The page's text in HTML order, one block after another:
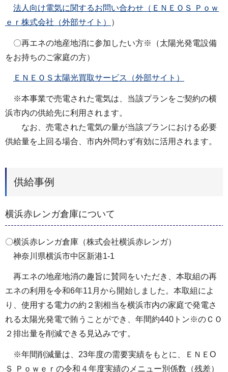
法人向け電気に関するお問い合わせ（ＥＮＥＯＳ Ｐｏｗ
ｅｒ株式会社（外部サイト）
）
〇再エネの地産地消に参加したい方※（太陽光発電設備
をお持ちのご家庭の方）
ＥＮＥＯＳ太陽光買取サービス（外部サイト）
※本事業で売電された電気は、当該プランをご契約の横
浜市内の供給先に利用されます。
なお、売電された電気の量が当該プランにおける必要
供給量を上回る場合、市内外問わず有効に活用されます。
供給事例
横浜赤レンガ倉庫について
〇横浜赤レンガ倉庫（株式会社横浜赤レンガ）
神奈川県横浜市中区新港1-1
再エネの地産地消の趣旨に賛同をいただき、本取組の再
エネの利用を令和6年11月から開始しました。本取組によ
り、使用する電力の約２割相当を横浜市内の家庭で発電さ
れる太陽光発電で賄うことができ、年間約440トン※のＣＯ
２排出量を削減できる見込みです。
※年間削減量は、23年度の需要実績をもとに、ＥＮＥО
Ｓ Ｐｏｗｅｒの令和４年度実績のメニュー別係数（残差）